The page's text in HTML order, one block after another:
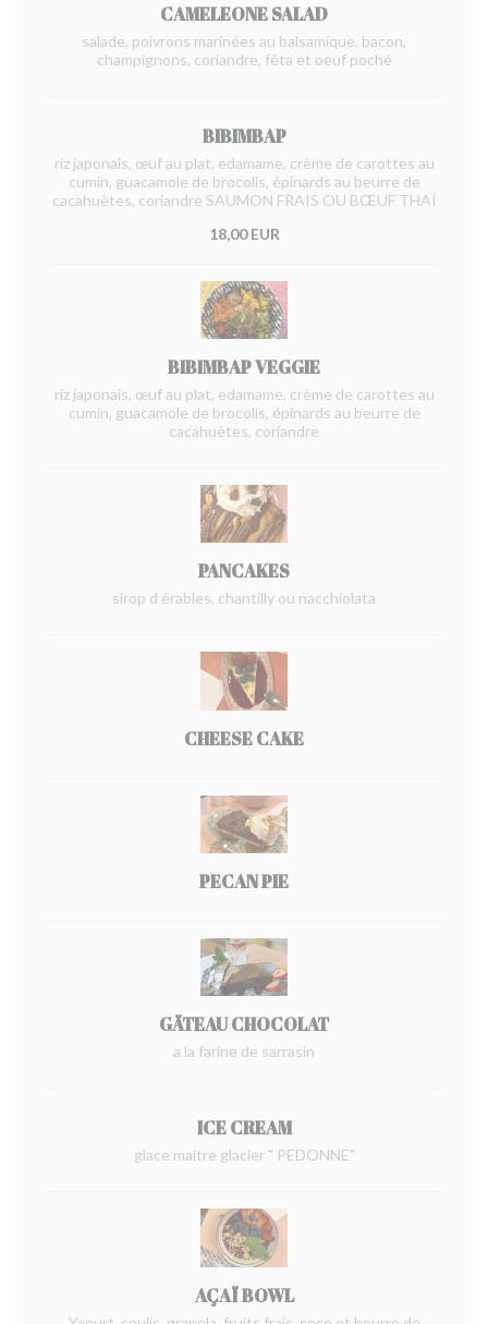
CAMELEONE SALAD
salade, poivrons marinées au balsamique, bacon,
champignons, coriandre, fêta et oeuf poché
BIBIMBAP
riz japonais, œuf au plat, edamame, crème de carottes au
cumin, guacamole de brocolis, épinards au beurre de
cacahuètes, coriandre SAUMON FRAIS OU BŒUF THAÏ
18,00 EUR
BIBIMBAP VEGGIE
riz japonais, œuf au plat, edamame, crème de carottes au
cumin, guacamole de brocolis, épinards au beurre de
cacahuètes, coriandre
PANCAKES
sirop d érables, chantilly ou nacchiolata
CHEESE CAKE
PECAN PIE
GÄTEAU CHOCOLAT
a la farine de sarrasin
ICE CREAM
glace maitre glacier " PEDONNE"
AÇAÏ BOWL